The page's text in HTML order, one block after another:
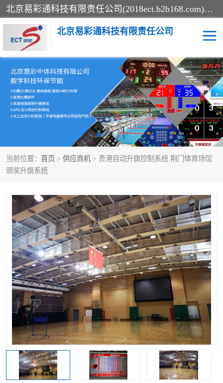
北京易彩通科技有限责任公司(2018ect.b2b168.com)主要提供陕西计时记分系统，全国统一热线：15611947915.北京易彩通科技有限责任公司有一支长期从事智能控制系统研发的高素质的队伍，具有嵌入式系统，视频系统、通信系统、网络系统，体育计时系统的知识和技能。强力打造体育比赛计时计分系统、智能升降旗系统、标准时钟系统、赛事编排及信息发布系统，为用户提供较新的，较廉价的，应用解决方案。
北京易彩通科技有限责任公司
当前位置： 首页 > 供应商机 > 贵港自动升旗控制系统 荆门体育场馆
颁奖升旗系统
记分系统 游泳计时系统
智能颁奖旗系统 GPS同步时钟系统
计时计分及成绩处理系统 计时记分系统
体育场馆影像采集回放系 游泳馆水下摄影采集救生